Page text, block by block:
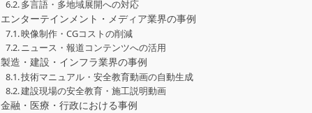
多言語・多地域展開への対応
エンターテインメント・メディア業界の事例
映像制作・CGコストの削減
ニュース・報道コンテンツへの活用
製造・建設・インフラ業界の事例
技術マニュアル・安全教育動画の自動生成
建設現場の安全教育・施工説明動画
金融・医療・行政における事例